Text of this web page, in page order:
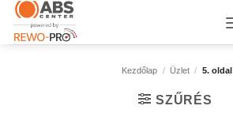
Skip
content
Kezdőlap / Üzlet / 5. oldal
SZŰRÉS